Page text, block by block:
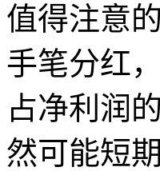
值得注意
手笔分红
占净利润
然可能短